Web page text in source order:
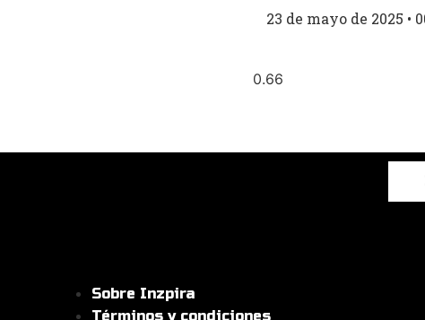
23 de mayo de 2025
Sobre Inzpira
Términos y condiciones